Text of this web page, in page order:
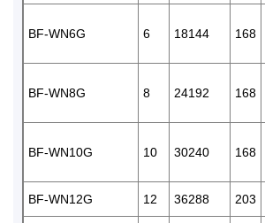
BF-WN6G 6 18144 168
BF-WN8G 8 24192 168
BF-WN10G 10 30240 168
BF-WN12G 12 36288 203